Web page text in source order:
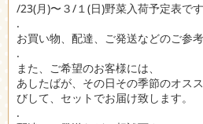
/23(月)〜３/１(日)野菜入荷予定表です
.
お買い物、配達、ご発送などのご参
.
また、ご希望のお客様には、
あしたばが、その日その季節のオス
びして、セットでお届け致します。
.